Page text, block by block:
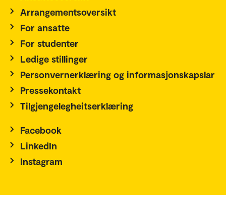
Arrangementsoversikt
For ansatte
For studenter
Ledige stillinger
Personvernerklæring og informasjonskapslar
Pressekontakt
Tilgjengelegheitserklæring
Facebook
LinkedIn
Instagram